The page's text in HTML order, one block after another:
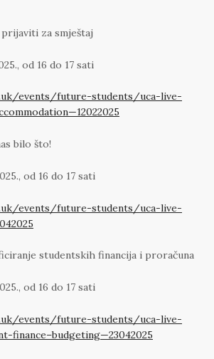
za smještaj
od 16 do 17 sati
events/future-students/uca-live-
bilo što!
od 16 do 17 sati
events/future-students/uca-live-
studentskih financija i proračuna
od 16 do 17 sati
events/future-students/uca-live-
finance–budgeting—23042025